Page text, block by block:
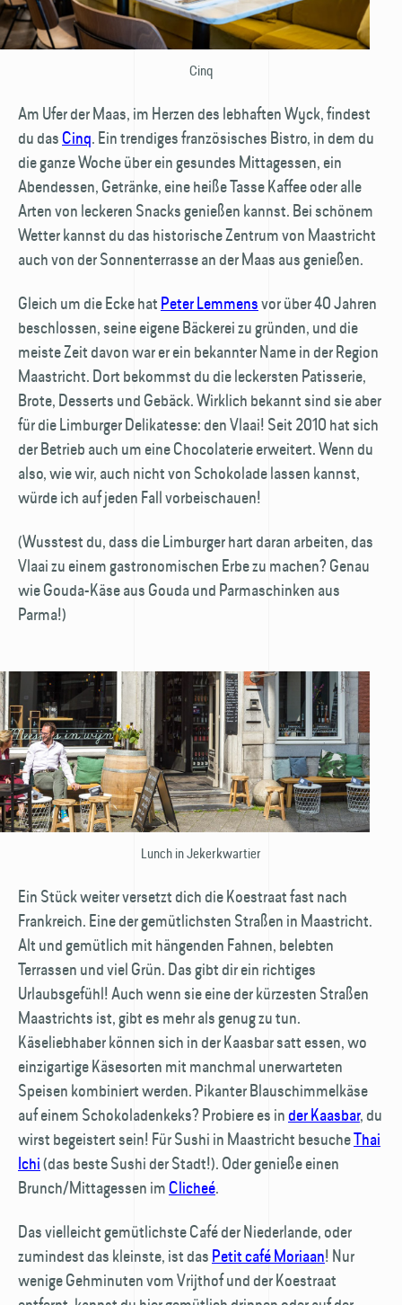
Cinq
Am Ufer der Maas, im Herzen des lebhaften Wyck, findest
du das Cinq. Ein trendiges französisches Bistro, in dem du
die ganze Woche über ein gesundes Mittagessen, ein
Abendessen, Getränke, eine heiße Tasse Kaffee oder alle
Arten von leckeren Snacks genießen kannst. Bei schönem
Wetter kannst du das historische Zentrum von Maastricht
auch von der Sonnenterrasse an der Maas aus genießen.
Gleich um die Ecke hat Peter Lemmensvor über 40 Jahren
beschlossen, seine eigene Bäckerei zu gründen, und die
meiste Zeit davon war er ein bekannter Name in der Region
Maastricht. Dort bekommst du die leckersten Patisserie,
Brote, Desserts und Gebäck. Wirklich bekannt sind sie aber
für die Limburger Delikatesse: den Vlaai! Seit 2010 hat sich
der Betrieb auch um eine Chocolaterie erweitert. Wenn du
also, wie wir, auch nicht von Schokolade lassen kannst,
würde ich auf jeden Fall vorbeischauen!
(Wusstest du, dass die Limburger hart daran arbeiten, das
Vlaai zu einem gastronomischen Erbe zu machen? Genau
wie Gouda-Käse aus Gouda und Parmaschinken aus
Parma!)
Lunch in Jekerkwartier
Ein Stück weiter versetzt dich die Koestraat fast nach
Frankreich. Eine der gemütlichsten Straßen in Maastricht.
Alt und gemütlich mit hängenden Fahnen, belebten
Terrassen und viel Grün. Das gibt dir ein richtiges
Urlaubsgefühl! Auch wenn sie eine der kürzesten Straßen
Maastrichts ist, gibt es mehr als genug zu tun.
Käseliebhaber können sich in der Kaasbar satt essen, wo
einzigartige Käsesorten mit manchmal unerwarteten
Speisen kombiniert werden. Pikanter Blau­schimmel­käse
auf einem Schokoladenkeks? Probiere es in der Kaasbar, du
wirst begeistert sein! Für Sushi in Maastricht besucheThai
Ichi(das beste Sushi der Stadt!). Oder genieße einen
Brunch/Mittagessen im Clicheé.
Das vielleicht gemütlichste Café der Niederlande, oder
zumindest das kleinste, ist das Petit café Moriaan! Nur
wenige Gehminuten vom Vrijthof und der Koestraat